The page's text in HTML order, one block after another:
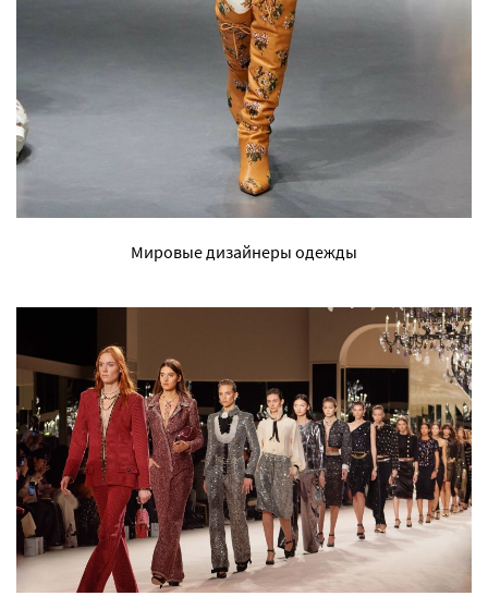
Мировые дизайнеры одежды